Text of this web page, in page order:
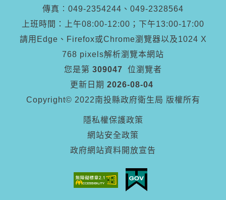
傳真︰ 049-2354244、049-2328564
上班時間：上午08:00-12:00；下午13:00-17:00
請用Edge、Firefox或Chrome瀏覽器以及1024 X
768 pixels解析瀏覽本網站
您是第 309047
位瀏覽者
更新日期 2026-08-04
Copyright© 2022南投縣政府衛生局 版權所有
隱私權保護政策
網站安全政策
政府網站資料開放宣告